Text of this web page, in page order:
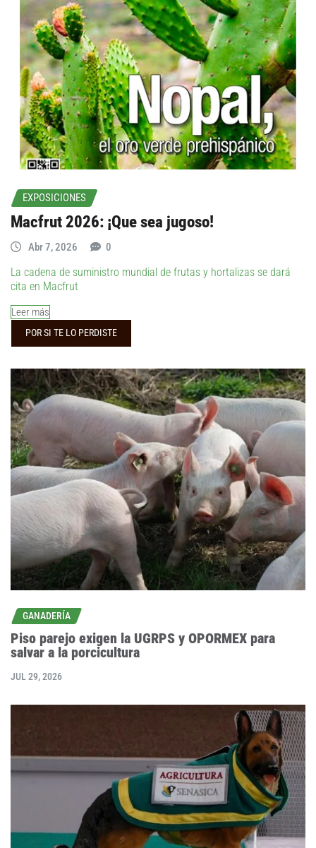
EXPOSICIONES
Macfrut 2026: ¡Que sea jugoso!
Abr 7, 2026 0
La cadena de suministro mundial de frutas y hortalizas se dará
cita en Macfrut
Leer más
POR SI TE LO PERDISTE
GANADERÍA
Piso parejo exigen la UGRPS y OPORMEX para
salvar a la porcicultura
JUL 29, 2026